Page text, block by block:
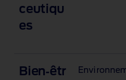
ceutiqu
es
Bien‑êtr